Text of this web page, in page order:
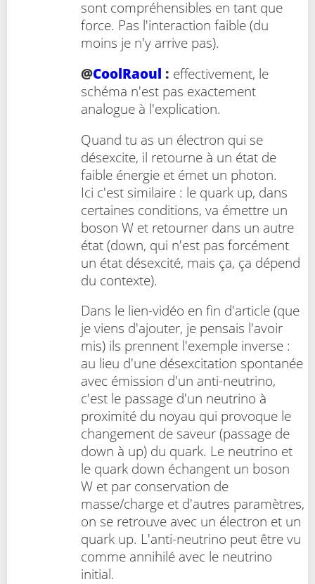
sont compréhensibles en tant que
force. Pas l'interaction faible (du
moins je n'y arrive pas).
@CoolRaoul : effectivement, le
schéma n'est pas exactement
analogue à l'explication.
Quand tu as un électron qui se
désexcite, il retourne à un état de
faible énergie et émet un photon.
Ici c'est similaire : le quark up, dans
certaines conditions, va émettre un
boson W et retourner dans un autre
état (down, qui n'est pas forcément
un état désexcité, mais ça, ça dépend
du contexte).
Dans le lien-vidéo en fin d'article (que
je viens d'ajouter, je pensais l'avoir
mis) ils prennent l'exemple inverse :
au lieu d'une désexcitation spontanée
avec émission d'un anti-neutrino,
c'est le passage d'un neutrino à
proximité du noyau qui provoque le
changement de saveur (passage de
down à up) du quark. Le neutrino et
le quark down échangent un boson
W et par conservation de
masse/charge et d'autres paramètres,
on se retrouve avec un électron et un
quark up. L'anti-neutrino peut être vu
comme annihilé avec le neutrino
initial.